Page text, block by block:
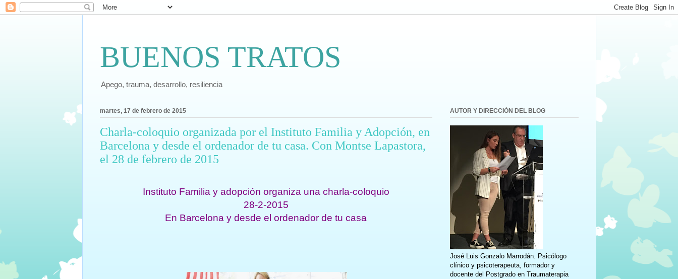
BUENOS TRATOS
Apego, trauma, desarrollo, resiliencia
martes, 17 de febrero de 2015
Charla-coloquio organizada por el Instituto Familia y Adopción, en
Barcelona y desde el ordenador de tu casa. Con Montse Lapastora,
el 28 de febrero de 2015
Instituto Familia y adopción organiza una charla-coloquio
28-2-2015
En Barcelona y desde el ordenador de tu casa
AUTOR Y DIRECCIÓN DEL BLOG
José Luis Gonzalo Marrodán. Psicólogo
clínico y psicoterapeuta, formador y
docente del Postgrado en Traumaterapia